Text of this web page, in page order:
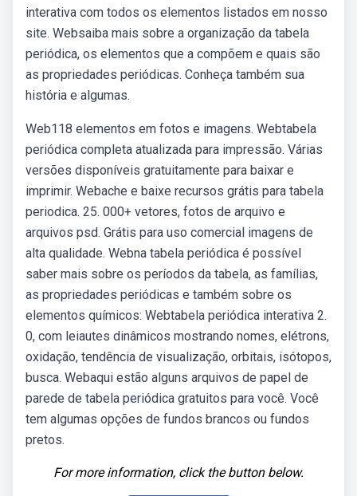
interativa com todos os elementos listados em nosso
site. Websaiba mais sobre a organização da tabela
periódica, os elementos que a compõem e quais são
as propriedades periódicas. Conheça também sua
história e algumas.
Web118 elementos em fotos e imagens. Webtabela
periódica completa atualizada para impressão. Várias
versões disponíveis gratuitamente para baixar e
imprimir. Webache e baixe recursos grátis para tabela
periodica. 25. 000+ vetores, fotos de arquivo e
arquivos psd. Grátis para uso comercial imagens de
alta qualidade. Webna tabela periódica é possível
saber mais sobre os períodos da tabela, as famílias,
as propriedades periódicas e também sobre os
elementos químicos: Webtabela periódica interativa 2.
0, com leiautes dinâmicos mostrando nomes, elétrons,
oxidação, tendência de visualização, orbitais, isótopos,
busca. Webaqui estão alguns arquivos de papel de
parede de tabela periódica gratuitos para você. Você
tem algumas opções de fundos brancos ou fundos
pretos.
For more information, click the button below.